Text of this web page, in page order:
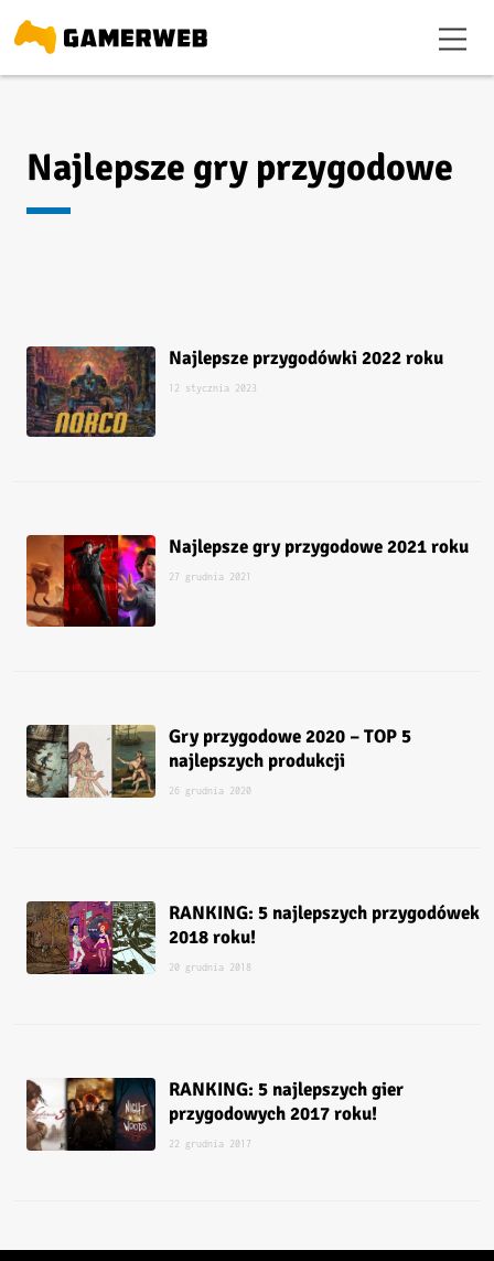
Najlepsze gry przygodowe
Najlepsze przygodówki 2022 roku
12 stycznia 2023
Najlepsze gry przygodowe 2021 roku
27 grudnia 2021
Gry przygodowe 2020 – TOP 5
najlepszych produkcji
26 grudnia 2020
RANKING: 5 najlepszych przygodówek
2018 roku!
20 grudnia 2018
RANKING: 5 najlepszych gier
przygodowych 2017 roku!
22 grudnia 2017